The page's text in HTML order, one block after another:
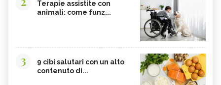
Terapie assistite con
animali: come funz...
3
9 cibi salutari con un alto
contenuto di...